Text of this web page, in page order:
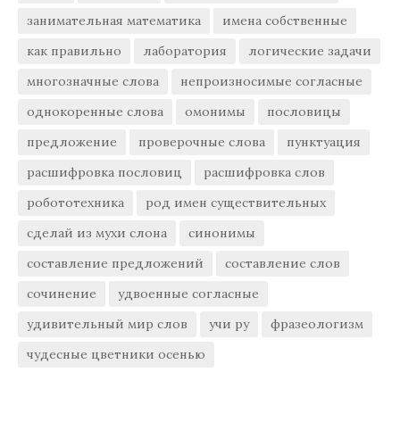
занимательная математика
имена собственные
как правильно
лаборатория
логические задачи
многозначные слова
непроизносимые согласные
однокоренные слова
омонимы
пословицы
предложение
проверочные слова
пунктуация
расшифровка пословиц
расшифровка слов
робототехника
род имен существительных
сделай из мухи слона
синонимы
составление предложений
составление слов
сочинение
удвоенные согласные
удивительный мир слов
учи ру
фразеологизм
чудесные цветники осенью